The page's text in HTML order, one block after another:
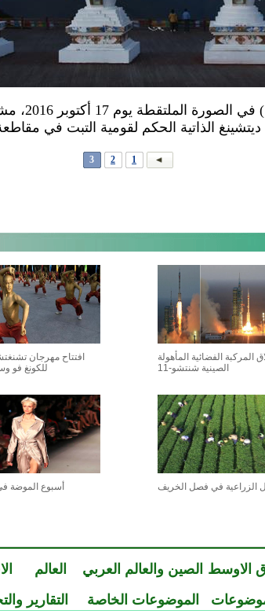
ديتشينغ،
الذاتية الحكم لقومية التبت في
1
2
3
المركبة الفضائية المأهولة
الصينية شنتشو-11
افتتاح مهرجان
للكونغ فو
الزراعية في فصل الخريف أسبوع الموضة
الاوسط الصين والعالم العربي العالم
الموضوعات الخاصة التقارير